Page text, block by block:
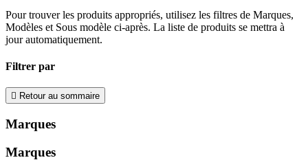
Pour trouver les produits appropriés, utilisez les filtres de Marques,
Modèles et Sous modèle ci-après. La liste de produits se mettra à
jour automatiquement.
Filtrer par
 Retour au sommaire
Marques
Marques